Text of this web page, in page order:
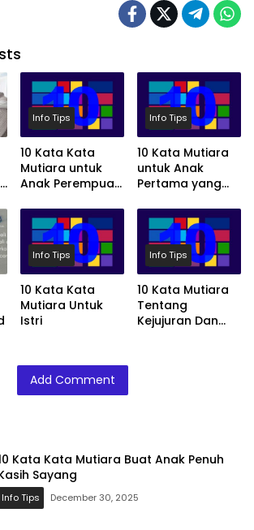
Info Tips
10 Kata Kata
Mutiara untuk
Anak Perempuan
Info Tips
10 Kata Mutiara
untuk Anak
Pertama yang
Info Tips
10 Kata Kata
Mutiara Untuk
Istri
Info Tips
10 Kata Mutiara
Tentang
Kejujuran Dan
Add Comment
Kata Kata Mutiara Buat Anak Penuh
Sayang
Info Tips December 30, 2025